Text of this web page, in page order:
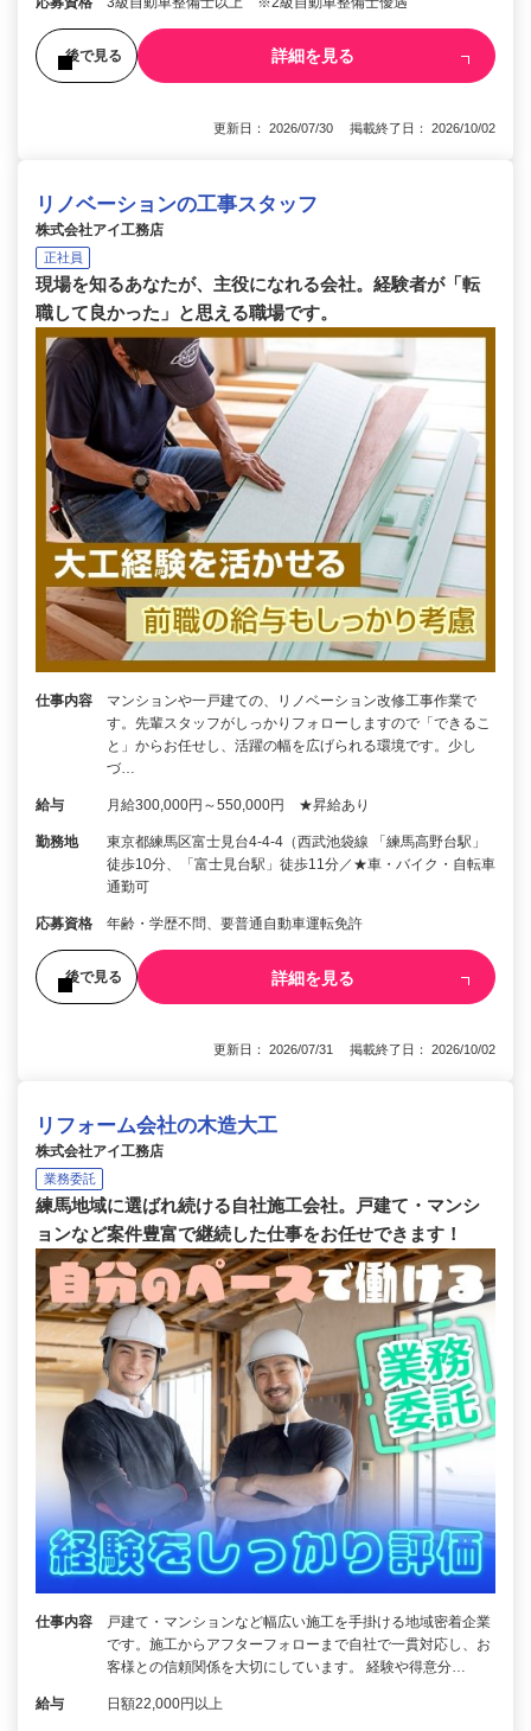
後で見る 詳細を見る
更新日： 2026/07/30 掲載終了日： 2026/10/02
リノベーションの工事スタッフ
株式会社アイ工務店
正社員
現場を知るあなたが、主役になれる会社。経験者が「転
職して良かった」と思える職場です。
仕事内容
マンションや一戸建ての、リノベーション改修工事作業で
す。先輩スタッフがしっかりフォローしますので「できるこ
と」からお任せし、活躍の幅を広げられる環境です。少し
づ…
給与 月給300,000円～550,000円 ★昇給あり
勤務地
東京都練馬区富士見台4-4-4（西武池袋線 「練馬高野台駅」
徒歩10分、「富士見台駅」徒歩11分／★車・バイク・自転車
通勤可
応募資格 年齢・学歴不問、要普通自動車運転免許
後で見る 詳細を見る
更新日： 2026/07/31 掲載終了日： 2026/10/02
リフォーム会社の木造大工
株式会社アイ工務店
業務委託
練馬地域に選ばれ続ける自社施工会社。戸建て・マンシ
ョンなど案件豊富で継続した仕事をお任せできます！
仕事内容
戸建て・マンションなど幅広い施工を手掛ける地域密着企業
です。施工からアフターフォローまで自社で一貫対応し、お
客様との信頼関係を大切にしています。 経験や得意分…
給与 日額22,000円以上